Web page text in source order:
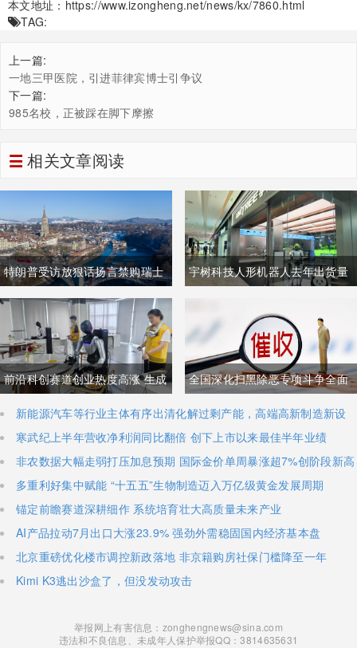
本文地址： https://www.izongheng.net/news/kx/7860.html
TAG:
上一篇:
一地三甲医院，引进菲律宾博士引争议
下一篇:
985名校，正被踩在脚下摩擦
相关文章阅读
特朗普受访放狠话扬言禁购瑞士
商品抹平贸易逆差 双方贸易数据
与经贸纽带实际情况反差明显
宇树科技人形机器人去年出货量
加码核心技术研发
前沿科创赛道创业热度高涨 生成
式AI与人形机器人加速培育全新
增长极
全国深化扫黑除恶专项斗争全面
铺开 河南锁定十类新型涉网涉软
暴力黑恶犯罪精准严打
新能源汽车等行业主体有序出清化解过剩产能，高端高新制造新设
寒武纪上半年营收净利润同比翻倍 创下上市以来最佳半年业绩
非农数据大幅走弱打压加息预期 国际金价单周暴涨超7%创阶段新高
多重利好集中赋能 “十五五”生物制造迈入万亿级黄金发展周期
锚定前瞻赛道深耕细作 系统培育壮大高质量未来产业
AI产品拉动7月出口大涨23.9% 强劲外需稳固国内经济基本盘
北京重磅优化楼市调控新政落地 非京籍购房社保门槛降至一年
Kimi K3逃出沙盒了，但没发动攻击
举报网上有害信息：zonghengnews@sina.com
违法和不良信息、未成年人保护举报QQ：3814635631